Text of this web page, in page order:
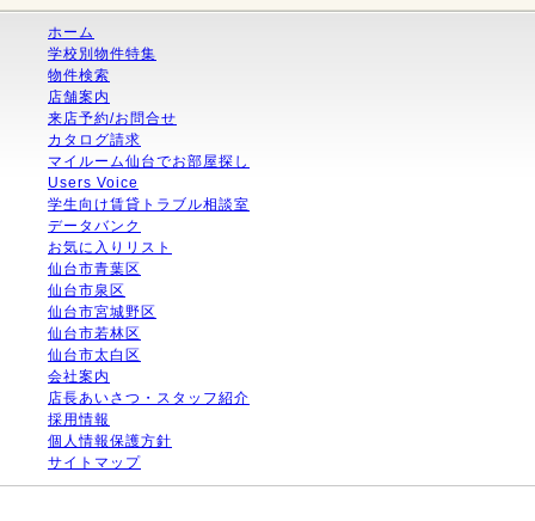
ホーム
学校別物件特集
物件検索
店舗案内
来店予約/お問合せ
カタログ請求
マイルーム仙台でお部屋探し
Users Voice
学生向け賃貸トラブル相談室
データバンク
お気に入りリスト
仙台市青葉区
仙台市泉区
仙台市宮城野区
仙台市若林区
仙台市太白区
会社案内
店長あいさつ・スタッフ紹介
採用情報
個人情報保護方針
サイトマップ